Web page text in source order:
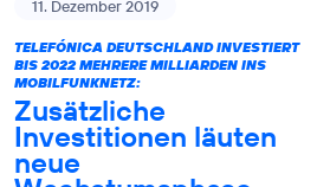
11. Dezember 2019
TELEFÓNICA DEUTSCHLAND INVESTIERT
BIS 2022 MEHRERE MILLIARDEN INS
MOBILFUNKNETZ:
Zusätzliche
Investitionen läuten
neue